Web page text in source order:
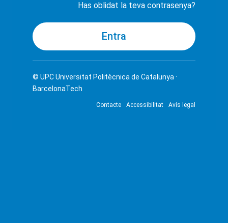
Has oblidat la teva contrasenya?
© UPCUniversitat Politècnica de Catalunya ·
BarcelonaTech
Contacte Accessibilitat Avís legal